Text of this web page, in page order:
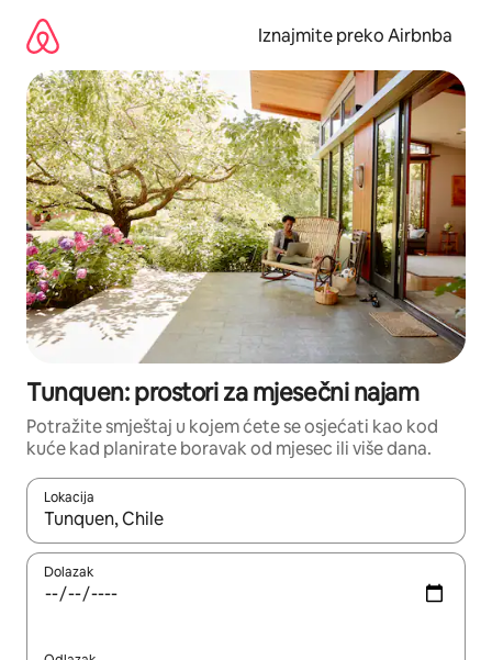
sadržaj
Iznajmite preko Airbnba
Tunquen: prostori za mjesečni najam
Potražite smještaj u kojem ćete se osjećati kao kod
kuće kad planirate boravak od mjesec ili više dana.
Lokacija
Kada budu dostupni rezultati, moći ćete ih pregledati
Dolazak